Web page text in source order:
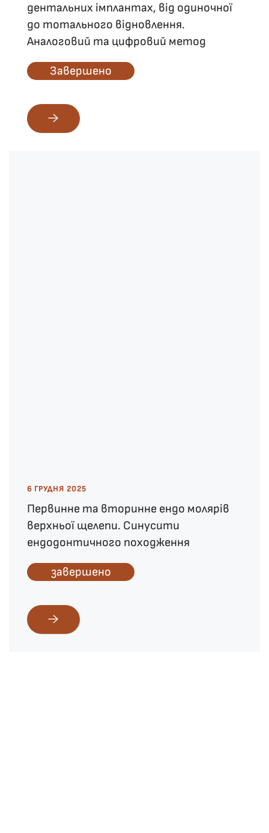
дентальних імплантах, від одиночної
до тотального відновлення.
Аналоговий та цифровий метод
Завершено
6 ГРУДНЯ 2025
Первинне та вторинне ендо молярів
верхньої щелепи. Синусити
ендодонтичного походження
завершено